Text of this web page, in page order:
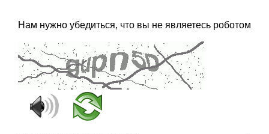
Нам нужно убедиться, что вы не являетесь роботом